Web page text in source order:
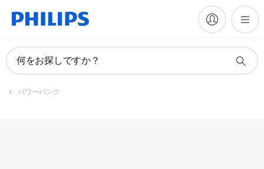
何をお探しですか？
パワーバンク